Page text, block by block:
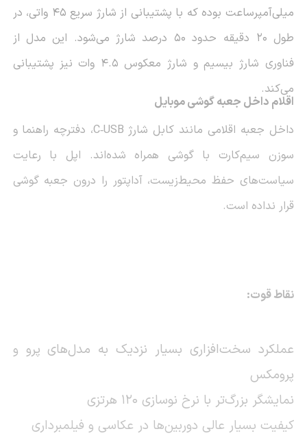
میلی‌آمپرساعت بوده که با پشتیبانی از شارژ سریع 45 واتی، در
طول 20 دقیقه حدود 50 درصد شارژ می‌شود. این مدل از
فناوری شارژ بیسیم و شارژ معکوس 4.5 وات نیز پشتیبانی
می‌کند.
اقلام داخل جعبه گوشی موبایل
داخل جعبه اقلامی مانند کابل شارژ USB
‑
C، دفترچه راهنما و
سوزن سیم‌کارت با گوشی همراه شده‌اند. اپل با رعایت
سیاست‌های حفظ محیط‌زیست، آداپتور را درون جعبه گوشی
قرار نداده است.
نقاط قوت:
عملکرد سخت‌افزاری بسیار نزدیک به مدل‌های پرو و
پرومکس
نمایشگر بزرگ‌تر با نرخ نوسازی 120 هرتزی
کیفیت بسیار عالی دوربین‌ها در عکاسی و فیلمبرداری